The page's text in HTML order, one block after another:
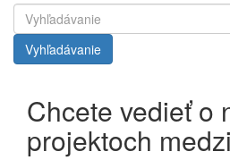
Vyhľadávanie
Chcete vedieť o
projektoch